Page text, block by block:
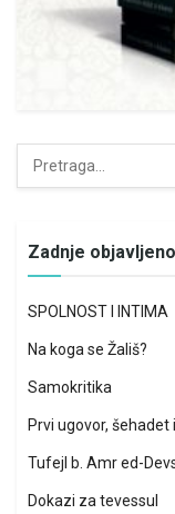
Zadnje objavljeno
SPOLNOST I INTIMA
Na koga se Žališ?
Samokritika
Prvi ugovor, šehadet
Tufejl b. Amr ed-
Dokazi za tevessul